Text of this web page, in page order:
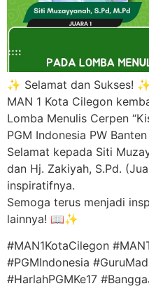
✨ Selamat dan Sukses!
MAN 1 Kota Cilegon
Lomba Menulis Cerpen
PGM Indonesia PW Banten
Selamat kepada Siti
dan Hj. Zakiyah, S.Pd.
inspiratifnya.
Semoga terus menjadi
lainnya! 📖✨
#MAN1KotaCilegon
#PGMIndonesia
#HarlahPGMKe17